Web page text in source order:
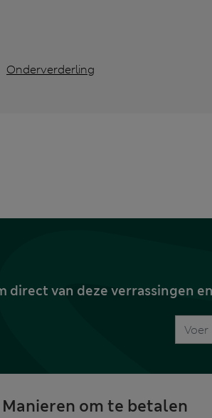
Onderverderling
direct van deze verrassingen
Manieren om te betalen